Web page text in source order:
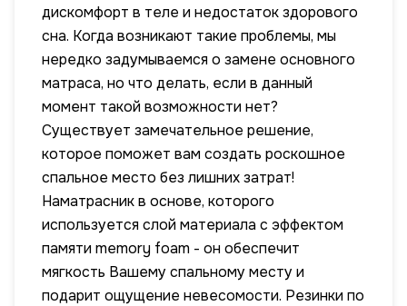
дискомфорт в теле и недостаток здорового
сна. Когда возникают такие проблемы, мы
нередко задумываемся о замене основного
матраса, но что делать, если в данный
момент такой возможности нет?
Существует замечательное решение,
которое поможет вам создать роскошное
спальное место без лишних затрат!
Наматрасник в основе, которого
используется слой материала с эффектом
памяти memory foam - он обеспечит
мягкость Вашему спальному месту и
подарит ощущение невесомости. Резинки по